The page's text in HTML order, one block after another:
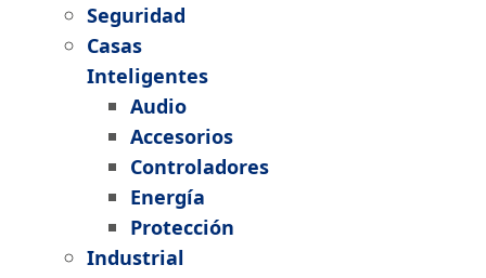
Seguridad
Casas
Inteligentes
Audio
Accesorios
Controladores
Energía
Protección
Industrial